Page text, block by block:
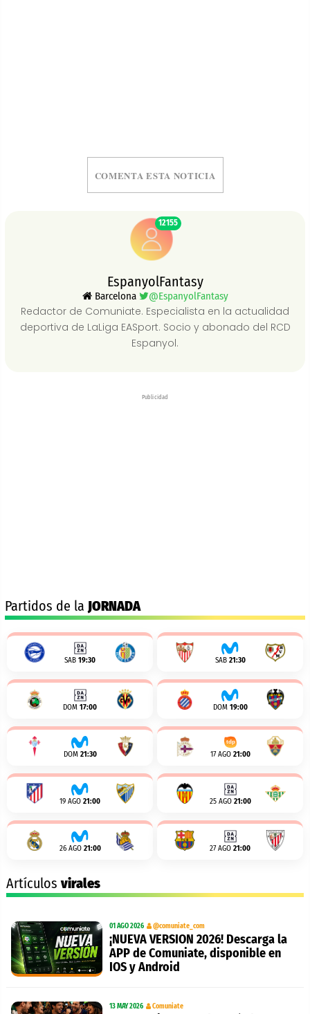
COMENTA ESTA NOTICIA
12155
EspanyolFantasy
Barcelona @EspanyolFantasy
Redactor de Comuniate. Especialista en la actualidad
deportiva de LaLiga EASport. Socio y abonado del RCD
Espanyol.
Publicidad
Partidos de la JORNADA
SAB 19:30 SAB 21:30
DOM 17:00 DOM 19:00
DOM 21:30 17 AGO 21:00
19 AGO 21:00 25 AGO 21:00
26 AGO 21:00 27 AGO 21:00
Artículosvirales
01 AGO 2026 @comuniate_com
¡NUEVA VERSION 2026! Descarga la
APP de Comuniate, disponible en
IOS y Android
13 MAY 2026 Comuniate